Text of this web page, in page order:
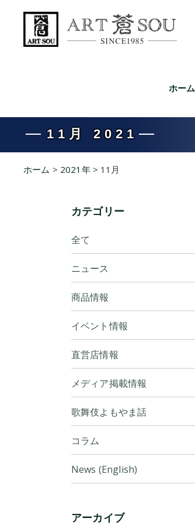
ホーム
11月 2021
ホーム > 2021年> 11月
カテゴリー
全て
ニュース
商品情報
イベント情報
直営店情報
メディア掲載情報
歌舞伎よもやま話
コラム
News (English)
アーカイブ